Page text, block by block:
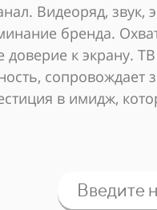
Видеоряд, звук,
бренда.
доверие к экрану.
сопровождает
в имидж,